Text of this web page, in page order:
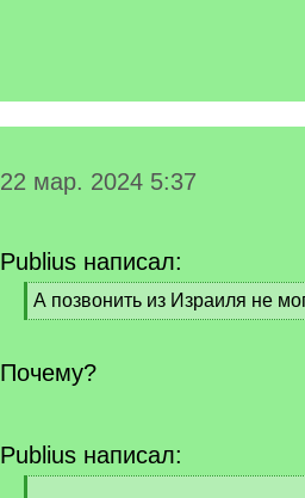
22 мар. 2024 5:37
Publius написал:
[
q
А позвонить из Израиля не
[
q
Почему?
Publius написал: